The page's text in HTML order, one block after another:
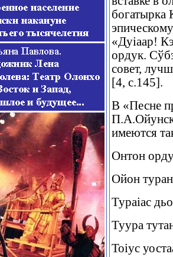
«Дуіаар!
ордук.
совет,
[4, с.145].
В «Песне
имеются
Онтон
Ойон
Тураіас
Туура
Тоіус